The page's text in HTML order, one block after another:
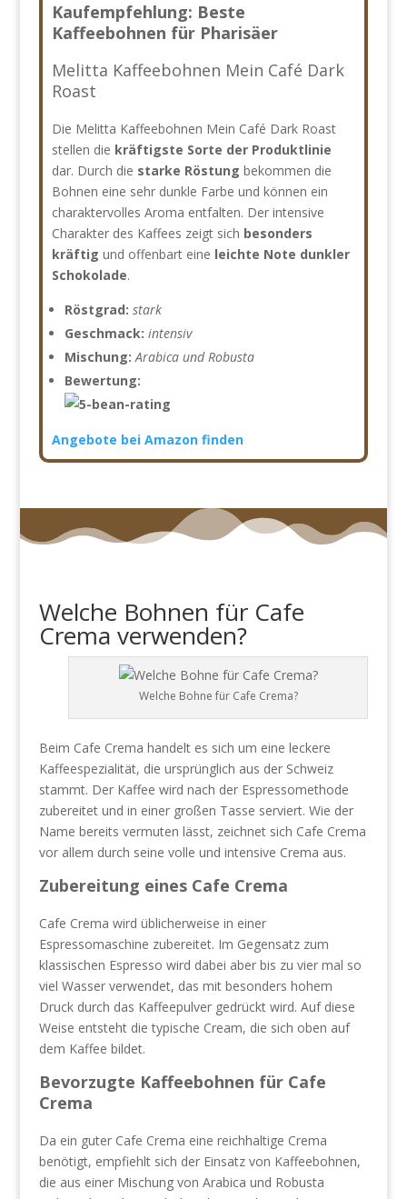
Kaufempfehlung: Beste
Kaffeebohnen für Pharisäer
Melitta Kaffeebohnen Mein Café Dark
Roast
Die Melitta Kaffeebohnen Mein Café Dark Roast
stellen die kräftigste Sorte der Produktlinie
dar. Durch die starke Röstung bekommen die
Bohnen eine sehr dunkle Farbe und können ein
charaktervolles Aroma entfalten. Der intensive
Charakter des Kaffees zeigt sich besonders
kräftig und offenbart eine leichte Note dunkler
Schokolade.
Röstgrad: stark
Geschmack: intensiv
Mischung:Arabica und Robusta
Bewertung:
Angebote bei Amazon finden
Welche Bohnen für Cafe
Crema verwenden?
Welche Bohne für Cafe Crema?
Beim Cafe Crema handelt es sich um eine leckere
Kaffeespezialität, die ursprünglich aus der Schweiz
stammt. Der Kaffee wird nach der Espressomethode
zubereitet und in einer großen Tasse serviert. Wie der
Name bereits vermuten lässt, zeichnet sich Cafe Crema
vor allem durch seine volle und intensive Crema aus.
Zubereitung eines Cafe Crema
Cafe Crema wird üblicherweise in einer
Espressomaschine zubereitet. Im Gegensatz zum
klassischen Espresso wird dabei aber bis zu vier mal so
viel Wasser verwendet, das mit besonders hohem
Druck durch das Kaffeepulver gedrückt wird. Auf diese
Weise entsteht die typische Cream, die sich oben auf
dem Kaffee bildet.
Bevorzugte Kaffeebohnen für Cafe
Crema
Da ein guter Cafe Crema eine reichhaltige Crema
benötigt, empfiehlt sich der Einsatz von Kaffeebohnen,
die aus einer Mischung von Arabica und Robusta